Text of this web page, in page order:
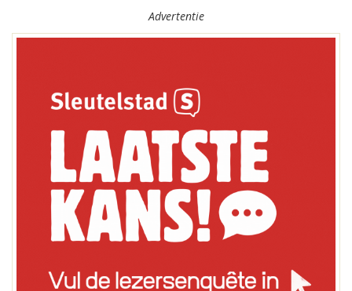
Advertentie